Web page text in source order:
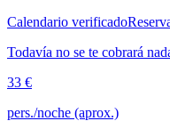
Calendario verificado
Todavía no se te cobrará
33 €
pers./noche (aprox.)